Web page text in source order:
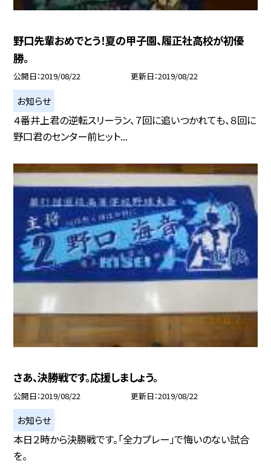
野口先輩おめでとう！夏の甲子園、履正社高校が初優
勝。
公開日 2019/08/22 更新日 2019/08/22
お知らせ
４番井上君の逆転スリーラン、７回に追いつかれても、８回に
野口君のセンター前ヒット...
さあ、決勝戦です。応援しましょう。
公開日 2019/08/22 更新日 2019/08/22
お知らせ
本日２時から決勝戦です。「全力プレー」で悔いのない試合
を。